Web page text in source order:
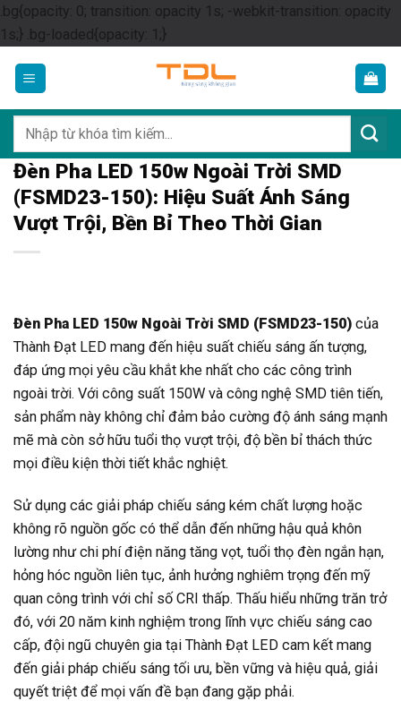
.bg{opacity: 0; transition: opacity 1s; -webkit-transition: opacity
1s;} .bg-loaded{opacity: 1;}Skip
content
kiếm:
Đèn Pha LED 150w Ngoài Trời SMD
(FSMD23-150): Hiệu Suất Ánh Sáng
Vượt Trội, Bền Bỉ Theo Thời Gian
Đèn Pha LED 150w Ngoài Trời SMD (FSMD23-150) của
Thành Đạt LED mang đến hiệu suất chiếu sáng ấn tượng,
đáp ứng mọi yêu cầu khắt khe nhất cho các công trình
ngoài trời. Với công suất 150W và công nghệ SMD tiên tiến,
sản phẩm này không chỉ đảm bảo cường độ ánh sáng mạnh
mẽ mà còn sở hữu tuổi thọ vượt trội, độ bền bỉ thách thức
mọi điều kiện thời tiết khắc nghiệt.
Sử dụng các giải pháp chiếu sáng kém chất lượng hoặc
không rõ nguồn gốc có thể dẫn đến những hậu quả khôn
lường như chi phí điện năng tăng vọt, tuổi thọ đèn ngắn hạn,
hỏng hóc nguồn liên tục, ảnh hưởng nghiêm trọng đến mỹ
quan công trình với chỉ số CRI thấp. Thấu hiểu những trăn trở
đó, với 20 năm kinh nghiệm trong lĩnh vực chiếu sáng cao
cấp, đội ngũ chuyên gia tại Thành Đạt LED cam kết mang
đến giải pháp chiếu sáng tối ưu, bền vững và hiệu quả, giải
quyết triệt để mọi vấn đề bạn đang gặp phải.